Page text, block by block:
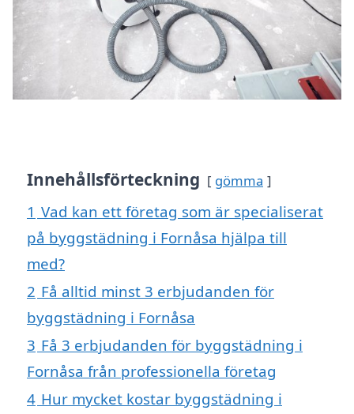
Innehållsförteckning gömma
1 Vad kan ett företag som är specialiserat
på byggstädning i Fornåsa hjälpa till
med?
2 Få alltid minst 3 erbjudanden för
byggstädning i Fornåsa
3 Få 3 erbjudanden för byggstädning i
Fornåsa från professionella företag
4 Hur mycket kostar byggstädning i